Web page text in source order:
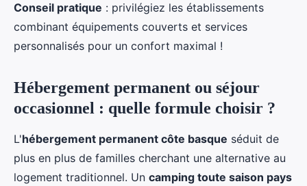
Conseil pratique : privilégiez les établissements
combinant équipements couverts et services
personnalisés pour un confort maximal !
Hébergement permanent ou séjour
occasionnel : quelle formule choisir ?
L'hébergement permanent côte basque séduit de
plus en plus de familles cherchant une alternative au
logement traditionnel. Un camping toute saison pays